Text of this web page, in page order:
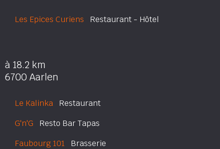
Les Epices Curiens Restaurant - Hôtel
à 18.2 km
6700 Aarlen
Le Kalinka Restaurant
G'n'G Resto Bar Tapas
Faubourg 101 Brasserie